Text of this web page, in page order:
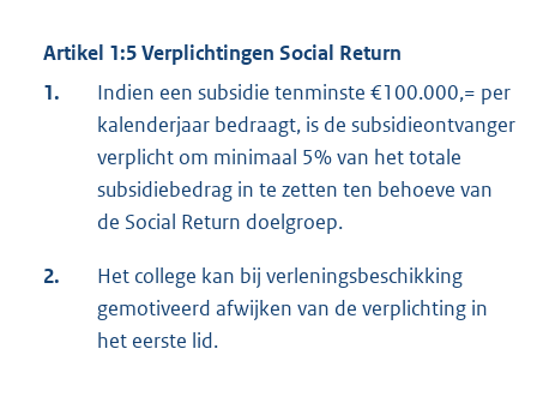
Artikel 1:5 Verplichtingen Social Return
1.
Indien een subsidie tenminste €100.000,= per
kalenderjaar bedraagt, is de subsidieontvanger
verplicht om minimaal 5% van het totale
subsidiebedrag in te zetten ten behoeve van
de Social Return doelgroep.
2.
Het college kan bij verleningsbeschikking
gemotiveerd afwijken van de verplichting in
het eerste lid.